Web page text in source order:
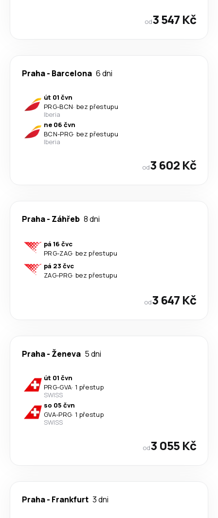
od3 547 Kč
Praha- Barcelona 6 dni
út 01 čvn
PRG-BCN· bez přestupu
Iberia
ne 06 čvn
BCN-PRG· bez přestupu
Iberia
od3 602 Kč
Praha- Záhřeb 8 dni
pá 16 čvc
PRG-ZAG· bez přestupu
pá 23 čvc
ZAG-PRG· bez přestupu
od3 647 Kč
Praha- Ženeva 5 dni
út 01 čvn
PRG-GVA· 1 přestup
SWISS
so 05 čvn
GVA-PRG· 1 přestup
SWISS
od3 055 Kč
Praha- Frankfurt 3 dni